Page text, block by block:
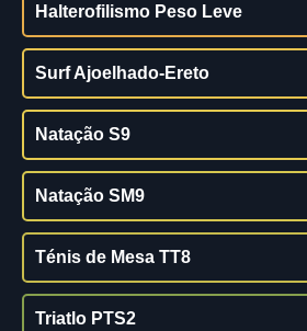
Halterofilismo Peso Leve
Surf Ajoelhado-Ereto
Natação S9
Natação SM9
Ténis de Mesa TT8
Triatlo PTS2